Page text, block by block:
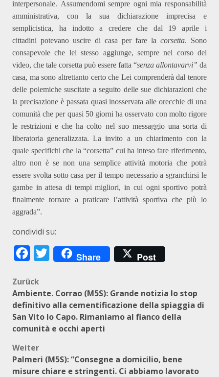
interpersonale. Assumendomi sempre ogni mia responsabilità
amministrativa, con la sua dichiarazione imprecisa e
semplicistica, ha indotto a credere che dal 19 aprile i
cittadini potevano uscire di casa per fare la corsetta. Sono
consapevole che lei stesso aggiunge, sempre nel corso del
video, che tale corsetta può essere fatta “senza allontavarvi” da
casa, ma sono altrettanto certo che Lei comprenderà dal tenore
delle polemiche suscitate a seguito delle sue dichiarazioni che
la precisazione è passata quasi inosservata alle orecchie di una
comunità che per quasi 50 giorni ha osservato con molto rigore
le restrizioni e che ha colto nel suo messaggio una sorta di
liberatoria generalizzata. La invito a un chiarimento con la
quale specifichi che la “corsetta” cui ha inteso fare riferimento,
altro non è se non una semplice attività motoria che potrà
essere svolta sotto casa per il tempo necessario a sgranchirsi le
gambe in attesa di tempi migliori, in cui ogni sportivo potrà
finalmente tornare a praticare l’attività sportiva che più lo
aggrada”.
condividi su:
Facebook
Twitter
Share Post
Beitragsnavigation
Zurück
Ambiente. Corrao (M5S): Grande notizia lo stop
definitivo alla cementificazione della spiaggia di
San Vito lo Capo. Rimaniamo al fianco della
comunità e occhi aperti
Weiter
Palmeri (M5S): “Consegne a domicilio, bene
misure chiare e stringenti. Ci abbiamo lavorato